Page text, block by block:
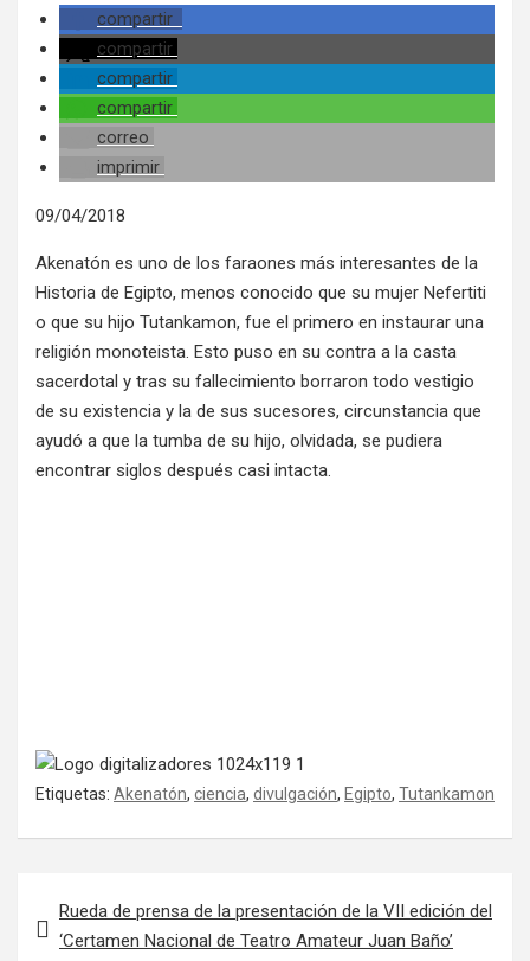
compartir
compartir
compartir
compartir
correo
imprimir
09/04/2018
Akenatón es uno de los faraones más interesantes de la
Historia de Egipto, menos conocido que su mujer Nefertiti
o que su hijo Tutankamon, fue el primero en instaurar una
religión monoteista. Esto puso en su contra a la casta
sacerdotal y tras su fallecimiento borraron todo vestigio
de su existencia y la de sus sucesores, circunstancia que
ayudó a que la tumba de su hijo, olvidada, se pudiera
encontrar siglos después casi intacta.
Etiquetas: Akenatón, ciencia, divulgación, Egipto, Tutankamon
Rueda de prensa de la presentación de la VII edición del
‘Certamen Nacional de Teatro Amateur Juan Baño’